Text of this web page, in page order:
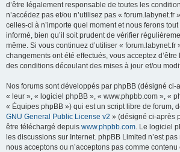
d’être légalement responsable de toutes les
n’accédez pas et/ou n’utilisez pas « forum.labynet.fr
celles-ci à n’importe quel moment et nous ferons
informé, bien qu’il soit prudent de vérifier
même. Si vous continuez d’utiliser « forum.labynet.fr
changements ont été effectués, vous acceptez
des conditions découlant des mises à jour et/ou
Nos forums sont développés par phpBB (désigné ci-
« leur », « logiciel phpBB », « www.phpbb.com », «
« Équipes phpBB ») qui est un script libre de forum,
GNU General Public License v2 » (désigné ci-après
être téléchargé depuis www.phpbb.com. Le logiciel
les discussions sur Internet. phpBB Limited n’est
nous acceptons ou n’acceptons pas comme